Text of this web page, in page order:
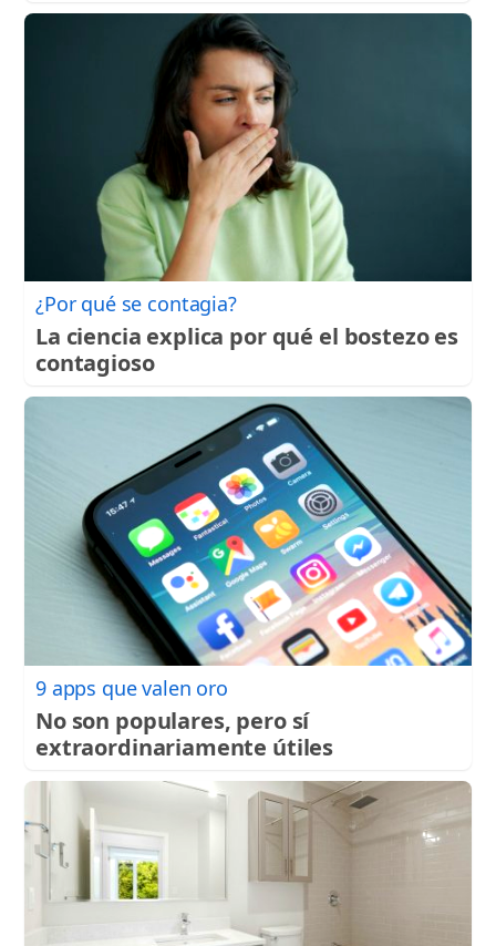
¿Por qué se contagia?
La ciencia explica por qué el bostezo es
contagioso
9 apps que valen oro
No son populares, pero sí
extraordinariamente útiles